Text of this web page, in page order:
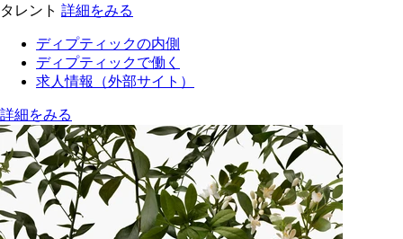
タレント 詳細をみる
ディプティックの内側
ディプティックで働く
求人情報（外部サイト）
詳細をみる